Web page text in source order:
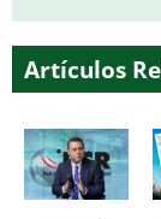
Artículos